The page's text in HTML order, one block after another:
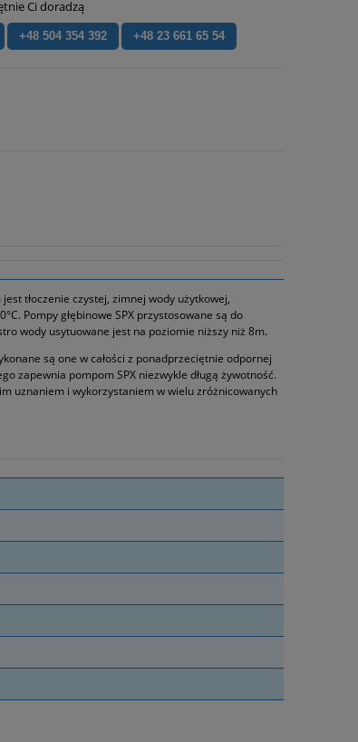
Ci doradzą
+48 504 354 392 +48 23 661 65 54
tłoczenie czystej, zimnej wody użytkowej,
Pompy głębinowe SPX przystosowane są do
wody usytuowane jest na poziomie niższy niż 8m.
są one w całości z ponadprzeciętnie odpornej
zapewnia pompom SPX niezwykle długą żywotność.
uznaniem i wykorzystaniem w wielu zróżnicowanych